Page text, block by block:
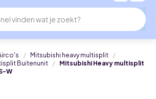
Mitsubishi heavy multisplit
Buitenunit
Mitsubishi Heavy multisplit
W